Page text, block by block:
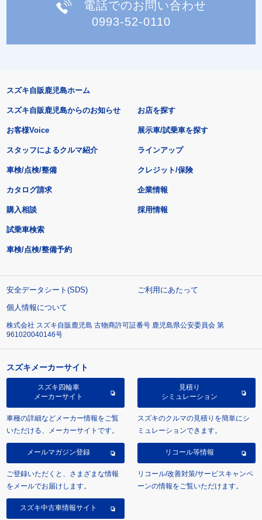
電話でのお問い合わせ
0993-52-0110
スズキ自販鹿児島ホーム
スズキ自販鹿児島からのお知らせ
お客様Voice
スタッフによるクルマ紹介
お店を探す
展示車/試乗車を探す
ラインアップ
車検/点検/整備 クレジット/保険
カタログ請求
購入相談
試乗車検索
車検/点検/整備予約
企業情報
採用情報
安全データシート(SDS)
ご利用にあたって
個人情報について
株式会社 スズキ自販鹿児島 古物商許可証番号 鹿児島県公安委員会 第
961020040146号
スズキメーカーサイト
スズキ四輪車
メーカーサイト
車種の詳細などメーカー情報をご覧
いただける、メーカーサイトです。
見積り
シミュレーション
スズキのクルマの見積りを簡単にシ
ミュレーションできます。
メールマガジン登録
ご登録いただくと、さまざまな情報
をメールでお届けします。
リコール等情報
リコール/改善対策/サービスキャンペ
ーンの情報をご覧いただけます。
スズキ中古車情報サイト